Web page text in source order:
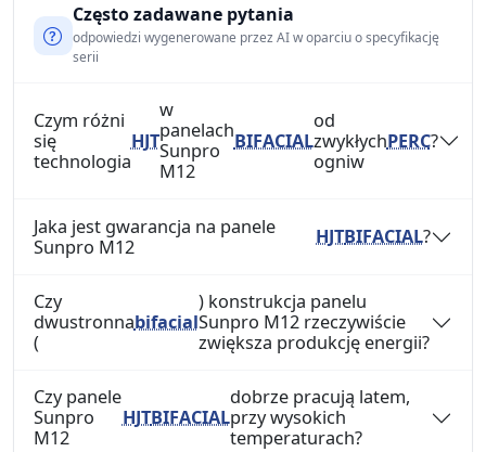
Często zadawane pytania
odpowiedzi wygenerowane przez AI w oparciu o specyfikację
serii
Czym różni
się
technologia
HJT
w
panelach
Sunpro
M12
BIFACIAL
od
zwykłych
ogniw
PERC?
Jaka jest gwarancja na panele
Sunpro M12
HJTBIFACIAL?
Czy
dwustronna
(
bifacial
) konstrukcja panelu
Sunpro M12 rzeczywiście
zwiększa produkcję energii?
Czy panele
Sunpro
M12
HJTBIFACIAL
dobrze pracują latem,
przy wysokich
temperaturach?